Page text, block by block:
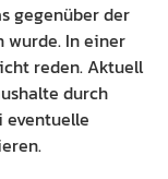
gegenüber der
wurde. In einer
reden. Aktuell
durch
eventuelle